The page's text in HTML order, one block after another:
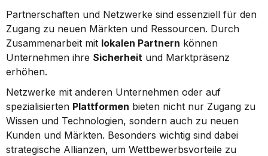
Partnerschaften und Netzwerke sind essenziell für den
Zugang zu neuen Märkten und Ressourcen. Durch
Zusammenarbeit mit lokalen Partnern können
Unternehmen ihre Sicherheit und Marktpräsenz
erhöhen.
Netzwerke mit anderen Unternehmen oder auf
spezialisierten Plattformen bieten nicht nur Zugang zu
Wissen und Technologien, sondern auch zu neuen
Kunden und Märkten. Besonders wichtig sind dabei
strategische Allianzen, um Wettbewerbsvorteile zu